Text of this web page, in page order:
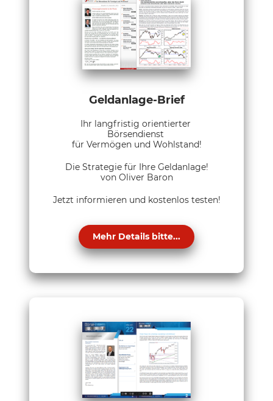
Geldanlage-Brief
Ihr langfristig orientierter
Börsendienst
für Vermögen und Wohlstand!
Die Strategie für Ihre Geldanlage!
von Oliver Baron
Jetzt informieren und kostenlos testen!
Mehr Details bitte...